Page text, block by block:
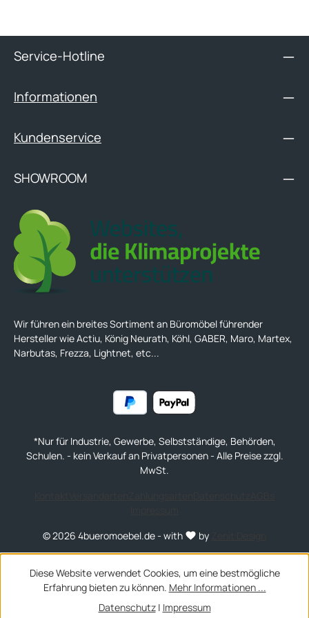
Service-Hotline
Informationen
Kundenservice
SHOWROOM
Wir führen ein breites Sortiment an Büromöbel führender
Hersteller wie Actiu, König Neurath, Köhl, GABER, Maro, Martex,
Narbutas, Frezza, Lightnet, etc...
*Nur für Industrie, Gewerbe, Selbstständige, Behörden,
Schulen. - kein Verkauf an Privatpersonen - Alle Preise zzgl.
MwSt.
© 2026 4bueromoebel.de - with by
Diese Website verwendet Cookies, um eine bestmögliche
Erfahrung bieten zu können. Mehr Informationen ...
Datenschutz| Impressum